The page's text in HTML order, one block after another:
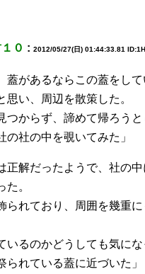
０ : 2012/05/27(日) 01:44:33.81
蓋があるならこの蓋をし
思い、周辺を散策した。
つからず、諦めて帰ろう
の社の中を覗いてみた」
正解だったようで、社の
た。
られており、周囲を幾重
いるのかどうしても気に
られている蓋に近づいた」